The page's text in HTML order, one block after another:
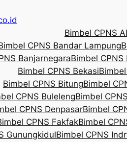
Bimbel CPNS
CPNS Bandar Lampung
BanjarnegaraBimbel CPNS
Bimbel CPNS Bekasi
Bimbel CPNS BitungBimbel
CPNS BulelengBimbel
CPNS DenpasarBimbel
CPNS FakfakBimbel
GunungkidulBimbel CPNS